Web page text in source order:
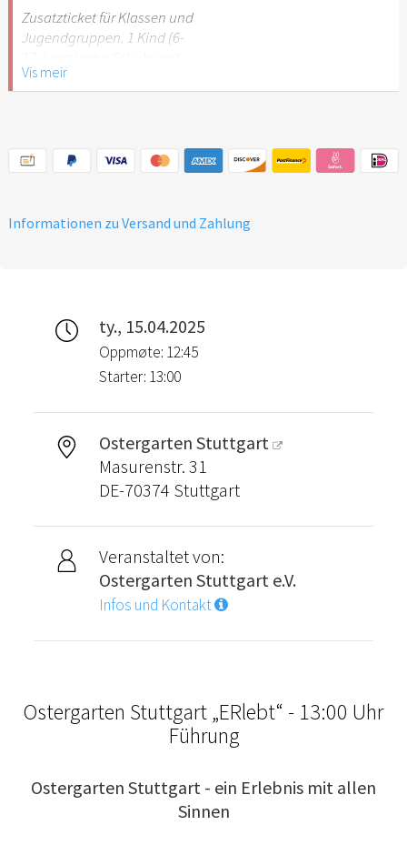
Stuttgart nicht
empfehlenswert.
Zusatzticket für Klassen und
Jugendgruppen. 1 Kind (6-
Schülerausweis.
Stuttgart nicht
empfehlenswert.
Vis meir
Informationen zu Versand und Zahlung
ty., 15.04.2025
Oppmøte: 12:45
Starter: 13:00
Ostergarten Stuttgart
Masurenstr. 31
DE-70374 Stuttgart
Veranstaltet von:
Ostergarten Stuttgart e.V.
Infos und Kontakt
Ostergarten Stuttgart „ERlebt“ - 13:00 Uhr
Führung
Ostergarten Stuttgart - ein Erlebnis mit allen
Sinnen